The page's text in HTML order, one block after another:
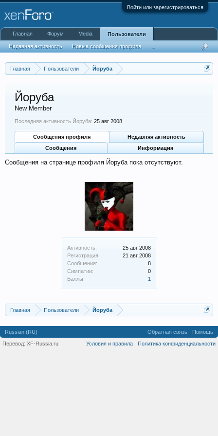
Войти или зарегистрироваться
Главная Пользователи Йоруба
Активность:
25 авг 2008
Регистрация:
21 авг 2008
Сообщения:
8
Симпатии:
0
Баллы:
1
Йоруба
New Member
Последняя активность Йоруба: 25 авг 2008
Сообщения профиля
Недавняя активность
Сообщения
Информация
Сообщения на странице профиля Йоруба пока отсутствуют.
Главная Пользователи Йоруба
Главная Форум Media Пользователи
Недавняя активность Новые сообщения профиля
Russian (RU) Обратная связь
Помощь
Условия и правила
Политика конфиденциальности
Перевод: XF-Russia.ru